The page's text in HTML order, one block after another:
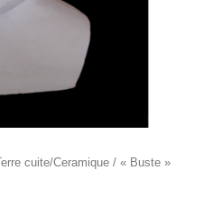
Terre cuite/Ceramique / « Buste »